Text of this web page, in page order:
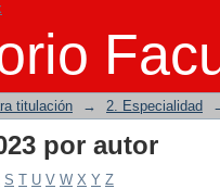
por autor
titulación → 2. Especialidad
por autor
S T U V W X Y Z